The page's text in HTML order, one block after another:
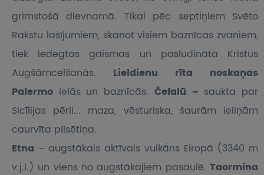
grimstošā dievnamā. Tikai pēc septiņiem Svēto
Rakstu lasījumiem, skanot visiem baznīcas zvaniem,
tiek iedegtas gaismas un pasludināta Kristus
Augšāmcelšanās. Lieldienu rīta noskaņas
Palermo ielās un baznīcās. Čefalū – saukta par
Sicīlijas pērli... maza, vēsturiska, šaurām ieliņām
caurvīta pilsētiņa.
Etna – augstākais aktīvais vulkāns Eiropā (3340 m
v.j.l.) un viens no augstākajiem pasaulē. Taormina